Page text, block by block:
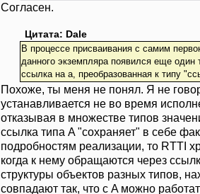
Согласен.
Цитата: Dale
В процессе присваивания с самим
данного экземпляра появился еще
ссылка на a, преобразованная к типу
Похоже, ты меня не понял. Я не
устанавливается не во время
отказывая в множестве типов
ссылка типа A "сохраняет" в себе
подробностям реализации, то RTTI
когда к нему обращаются через
структуры объектов разных типов,
совпадают так, что с A можно